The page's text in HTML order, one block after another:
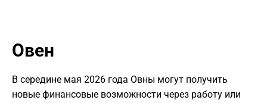
Овен
В середине мая 2026 года Овны могут получить
новые финансовые возможности через работу или